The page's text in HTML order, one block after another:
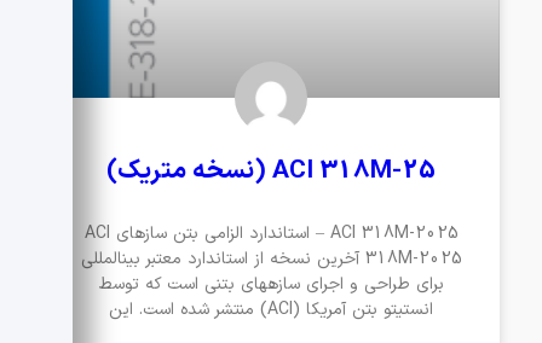
ACI 318M-25 (نسخه متریک)
ACI 318M-2025 – استاندارد الزامی بتن سازهای ACI
318M-2025 آخرین نسخه از استاندارد معتبر بینالمللی
برای طراحی و اجرای سازههای بتنی است که توسط
انستیتو بتن آمریکا (ACI) منتشر شده است. این